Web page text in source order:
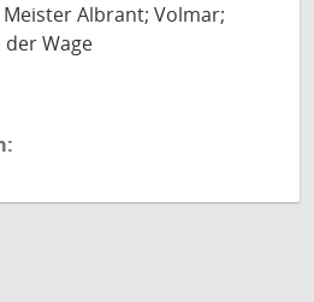
Albrant; Volmar;
Wage